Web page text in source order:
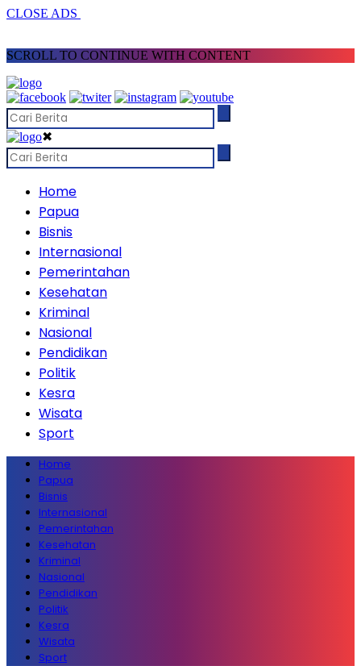
CLOSE ADS
SCROLL TO CONTINUE WITH CONTENT
✖
Home
Papua
Bisnis
Internasional
Pemerintahan
Kesehatan
Kriminal
Nasional
Pendidikan
Politik
Kesra
Wisata
Sport
Home
Papua
Bisnis
Internasional
Pemerintahan
Kesehatan
Kriminal
Nasional
Pendidikan
Politik
Kesra
Wisata
Sport